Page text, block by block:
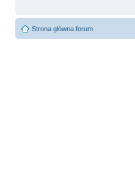
Strona główna forum